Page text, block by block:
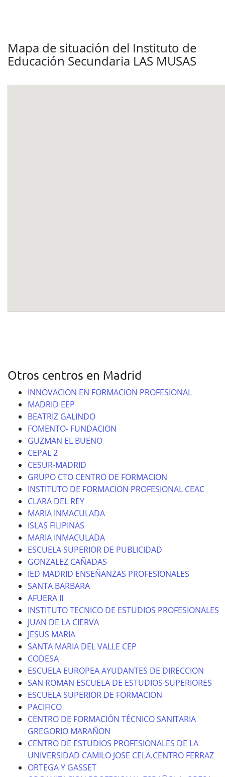
Mapa de situación del Instituto de
Educación Secundaria LAS MUSAS
Otros centros en Madrid
INNOVACION EN FORMACION PROFESIONAL
MADRID EEP
BEATRIZ GALINDO
FOMENTO- FUNDACION
GUZMAN EL BUENO
CEPAL 2
CESUR-MADRID
GRUPO CTO CENTRO DE FORMACION
INSTITUTO DE FORMACION PROFESIONAL CEAC
CLARA DEL REY
MARIA INMACULADA
ISLAS FILIPINAS
MARIA INMACULADA
ESCUELA SUPERIOR DE PUBLICIDAD
GONZALEZ CAÑADAS
IED MADRID ENSEÑANZAS PROFESIONALES
SANTA BARBARA
AFUERA II
INSTITUTO TECNICO DE ESTUDIOS PROFESIONALES
JUAN DE LA CIERVA
JESUS MARIA
SANTA MARIA DEL VALLE CEP
CODESA
ESCUELA EUROPEA AYUDANTES DE DIRECCION
SAN ROMAN ESCUELA DE ESTUDIOS SUPERIORES
ESCUELA SUPERIOR DE FORMACION
PACIFICO
CENTRO DE FORMACIÓN TÉCNICO SANITARIA
GREGORIO MARAÑON
CENTRO DE ESTUDIOS PROFESIONALES DE LA
UNIVERSIDAD CAMILO JOSE CELA.CENTRO FERRAZ
ORTEGA Y GASSET